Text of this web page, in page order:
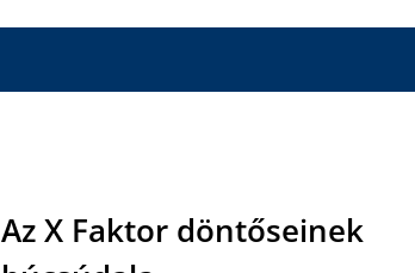
Az X Faktor döntőseinek